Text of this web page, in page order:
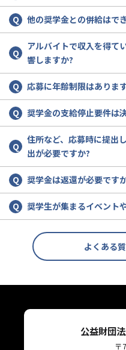
他の奨学金との併給はで
アルバイトで収入を得て
響しますか?
応募に年齢制限はありま
奨学金の支給停止要件は
住所など、応募時に提出
出が必要ですか?
奨学金は返還が必要です
奨学生が集まるイベント
よくある
公益財団
〒